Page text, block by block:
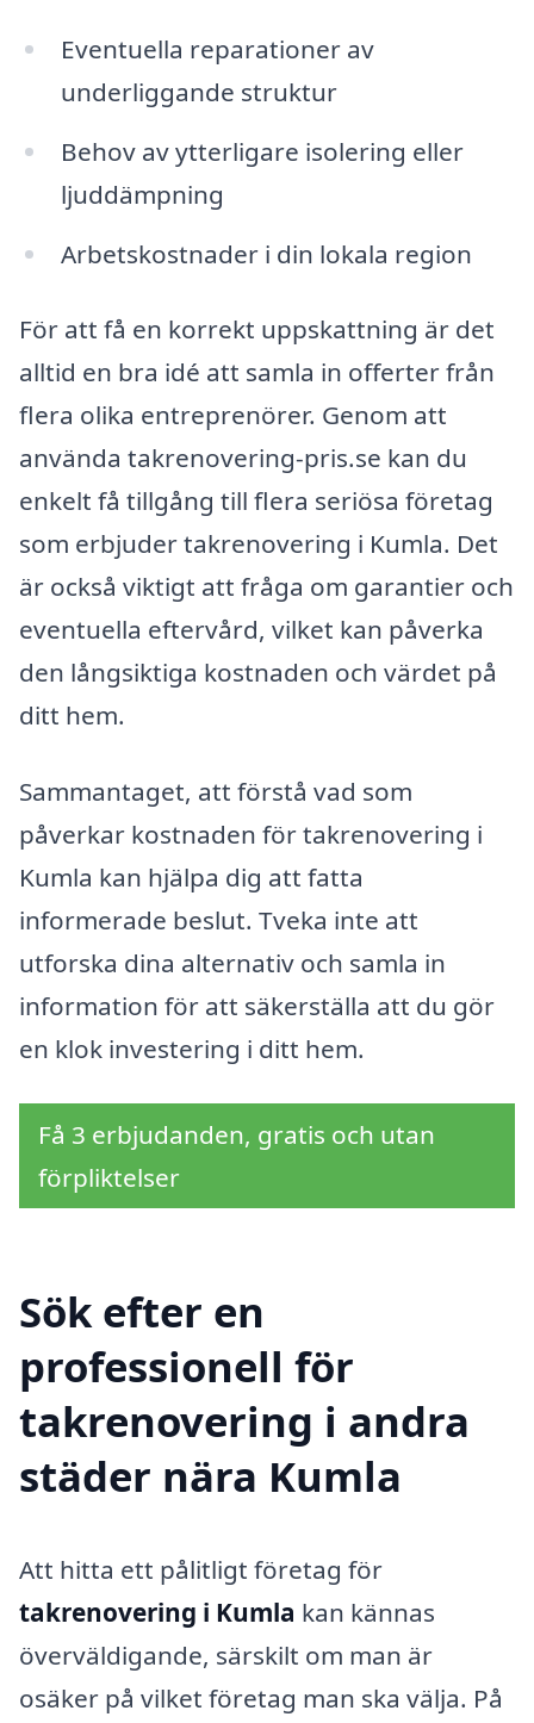
Eventuella reparationer av
underliggande struktur
Behov av ytterligare isolering eller
ljuddämpning
Arbetskostnader i din lokala region
För att få en korrekt uppskattning är det
alltid en bra idé att samla in offerter från
flera olika entreprenörer. Genom att
använda takrenovering-pris.se kan du
enkelt få tillgång till flera seriösa företag
som erbjuder takrenovering i Kumla. Det
är också viktigt att fråga om garantier och
eventuella eftervård, vilket kan påverka
den långsiktiga kostnaden och värdet på
ditt hem.
Sammantaget, att förstå vad som
påverkar kostnaden för takrenovering i
Kumla kan hjälpa dig att fatta
informerade beslut. Tveka inte att
utforska dina alternativ och samla in
information för att säkerställa att du gör
en klok investering i ditt hem.
Få 3 erbjudanden, gratis och utan
förpliktelser
Sök efter en
professionell för
takrenovering i andra
städer nära Kumla
Att hitta ett pålitligt företag för
takrenovering i Kumla kan kännas
överväldigande, särskilt om man är
osäker på vilket företag man ska välja. På